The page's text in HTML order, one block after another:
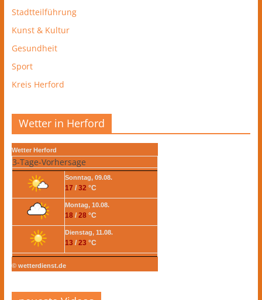
Stadtteilführung
Kunst & Kultur
Gesundheit
Sport
Kreis Herford
Wetter in Herford
Wetter Herford
3-Tage-Vorhersage
Sonntag, 09.08.
17 / 32 °C
Montag, 10.08.
18/ 28°C
Dienstag, 11.08.
13 / 23 °C
© wetterdienst.de